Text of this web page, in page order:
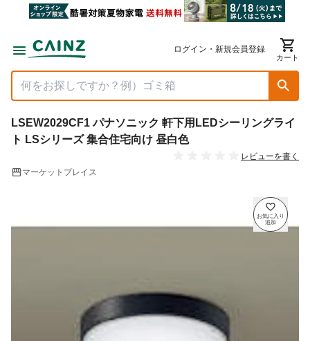
ログイン・新規会員登録
カート
LSEW2029CF1 パナソニック 軒下用LEDシーリングライ
ト LSシリーズ 集合住宅向け 昼白色
レビューを書く
マーケットプレイス